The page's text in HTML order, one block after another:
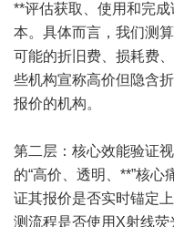
**评估获取、使用和完
本。具体而言，我们测
可能的折旧费、损耗费
些机构宣称高价但隐含
报价的机构。
第二层：核心效能验证
的“高价、透明、**”核
证其报价是否实时锚定
测流程是否使用X射线